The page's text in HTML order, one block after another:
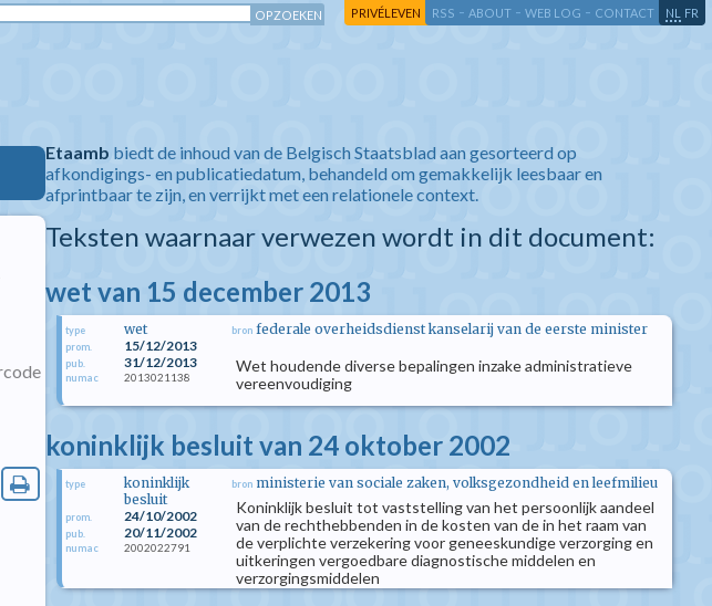
PRIVÉLEVEN RSS - ABOUT - WEB LOG - CONTACT NL FR
Etaamb biedt de inhoud van de Belgisch Staatsblad aan gesorteerd op
afkondigings- en publicatiedatum, behandeld om gemakkelijk leesbaar en
afprintbaar te zijn, en verrijkt met een relationele context.
Teksten waarnaar verwezen wordt in dit document:
wet van 15 december 2013
type wet
prom. 15/12/2013
pub. 31/12/2013
numac 2013021138
bron federale overheidsdienst kanselarij van de eerste minister
Wet houdende diverse bepalingen inzake administratieve
vereenvoudiging
koninklijk besluit van 24 oktober 2002
type
koninklijk
besluit
prom. 24/10/2002
pub. 20/11/2002
numac 2002022791
bron ministerie van sociale zaken, volksgezondheid en leefmilieu
Koninklijk besluit tot vaststelling van het persoonlijk aandeel
van de rechthebbenden in de kosten van de in het raam van
de verplichte verzekering voor geneeskundige verzorging en
uitkeringen vergoedbare diagnostische middelen en
verzorgingsmiddelen